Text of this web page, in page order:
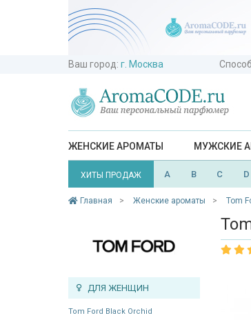
Ваш город: г. Москва
ЖЕНСКИЕ АРОМАТЫ МУЖСКИЕ
ХИТЫ ПРОДАЖ A B C D
Главная Женские ароматы Tom
ДЛЯ ЖЕНЩИН
Tom Ford Black Orchid